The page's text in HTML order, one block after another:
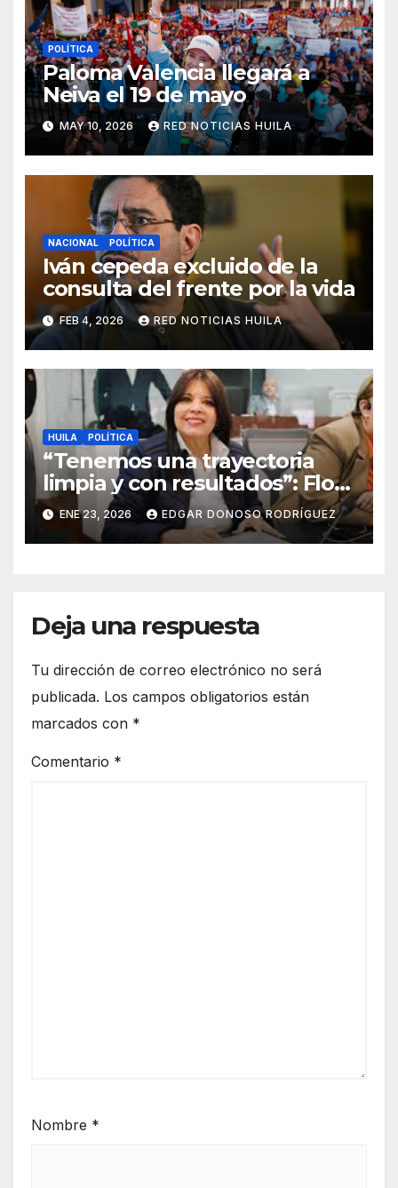
POLÍTICA
Paloma Valencia llegará a
Neiva el 19 de mayo
MAY 10, 2026 RED NOTICIAS HUILA
NACIONAL POLÍTICA
Iván cepeda excluido de la
consulta del frente por la vida
FEB 4, 2026 RED NOTICIAS HUILA
HUILA POLÍTICA
“Tenemos una trayectoria
limpia y con resultados”: Flora
Perdomo
ENE 23, 2026 EDGAR DONOSO RODRÍGUEZ
Deja una respuesta
Tu dirección de correo electrónico no será
publicada. Los campos obligatorios están
marcados con *
Comentario *
Nombre *